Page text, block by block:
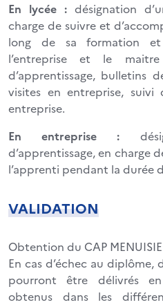
En lycée : désignation
charge de suivre et
long de sa formation et
l’entreprise et le maitre
d’apprentissage, bulletins
visites en entreprise, suivi
entreprise.
En entreprise :
d’apprentissage, en charge
l’apprenti pendant la durée
VALIDATION
Obtention du CAP
En cas d’échec au
pourront être délivrés
obtenus dans les